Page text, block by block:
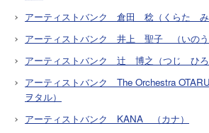
アーティストバンク 倉田 稔（くらた み
アーティストバンク 井上 聖子 （いのう
アーティストバンク 辻 博之（つじ ひろ
アーティストバンク The Orchestra
ヲタル）
アーティストバンク KANA （カナ）